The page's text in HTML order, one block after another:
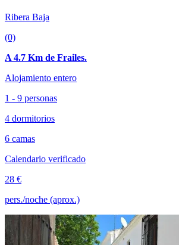
Ribera Baja
(0)
A 4.7 Km de Frailes.
Alojamiento entero
1 - 9 personas
4 dormitorios
6 camas
Calendario verificado
28 €
pers./noche (aprox.)